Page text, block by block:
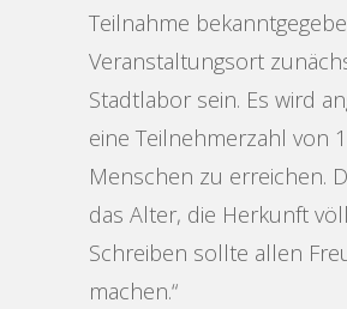
Teilnahme
Veranstaltungsort
Stadtlabor sein. Es wird
eine Teilnehmerzahl von
Menschen zu erreichen.
das Alter, die Herkunft
Schreiben sollte allen
machen.“